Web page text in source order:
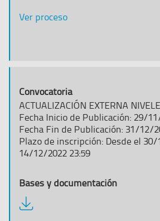
Ver proceso
ACTUALIZACIÓN EXTERNA
Fecha Inicio de Publicación: 29/
Fecha Fin de Publicación: 31/12/
Plazo de inscripción: Desde el
14/12/2022 23:59
Descargar
documentación